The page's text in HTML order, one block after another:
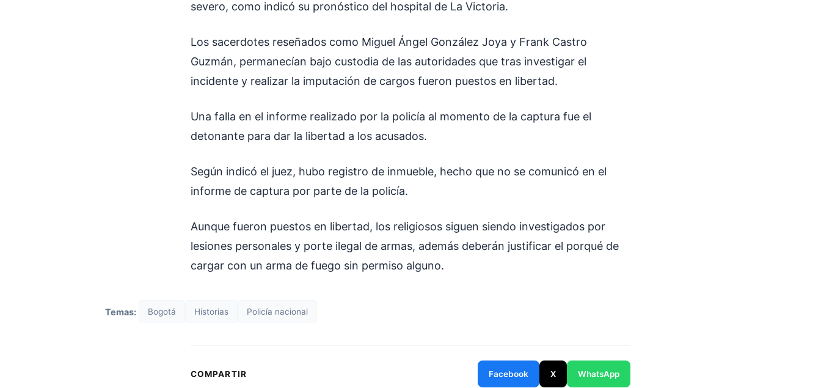
severo, como indicó su pronóstico del hospital de La Victoria.
Los sacerdotes reseñados como Miguel Ángel González Joya y Frank Castro
Guzmán, permanecían bajo custodia de las autoridades que tras investigar el
incidente y realizar la imputación de cargos fueron puestos en libertad.
Una falla en el informe realizado por la policía al momento de la captura fue el
detonante para dar la libertad a los acusados.
Según indicó el juez, hubo registro de inmueble, hecho que no se comunicó en el
informe de captura por parte de la policía.
Aunque fueron puestos en libertad, los religiosos siguen siendo investigados por
lesiones personales y porte ilegal de armas, además deberán justificar el porqué de
cargar con un arma de fuego sin permiso alguno.
Temas: Bogotá Historias Policía nacional
COMPARTIR Facebook X WhatsApp